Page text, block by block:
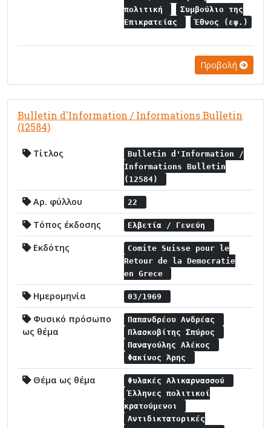
πολιτική
Συμβούλιο της
Επικρατείας
Έθνος (εφ.)
Προβολή
Bulletin d'Information / Informations Bulletin
(12584)
Τίτλος
Bulletin d'Information /
Informations Bulletin
(12584)
Αρ. φύλλου 22
Τόπος έκδοσης Ελβετία / Γενεύη
Εκδότης
Comite Suisse pour le
Retour de la Democratie
en Grece
Ημερομηνία 03/1969
Φυσικό πρόσωπο
ως θέμα
Παπανδρέου Ανδρέας
Πλασκοβίτης Σπύρος
Παναγούλης Αλέκος
Φακίνος Άρης
Θέμα ως θέμα
Φυλακές Αλικαρνασσού
Έλληνες πολιτικοί
κρατούμενοι
Αντιδικτατορικές